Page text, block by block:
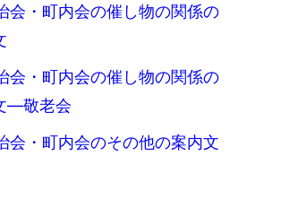
会・町内会の催し物の関係の
会・町内会の催し物の関係の
―敬老会
会・町内会のその他の案内文